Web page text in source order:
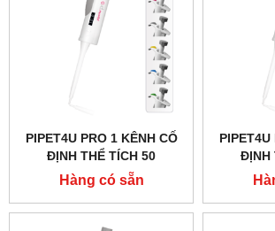
PIPET4U PRO 1 KÊNH CỐ
ĐỊNH THỂ TÍCH 50
MICROLIT HÃNG AHN -
ĐỨC
Hàng có sẵn
PIPET4U
ĐỊNH